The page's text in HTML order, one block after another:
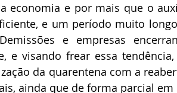
economia e por mais que o
e um período muito
e empresas
e visando frear essa
da quarentena com a
ainda que de forma parcial em